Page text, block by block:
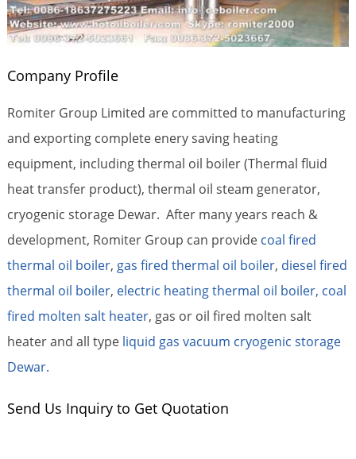
Company Profile
Romiter Group Limited are committed to manufacturing
and exporting complete enery saving heating
equipment, including thermal oil boiler (Thermal fluid
heat transfer product), thermal oil steam generator,
cryogenic storage Dewar. After many years reach &
development, Romiter Group can provide coal fired
thermal oil boiler, gas fired thermal oil boiler, diesel fired
thermal oil boiler, electric heating thermal oil boiler, coal
fired molten salt heater, gas or oil fired molten salt
heater and all type liquid gas vacuum cryogenic storage
Dewar.
Send Us Inquiry to Get Quotation